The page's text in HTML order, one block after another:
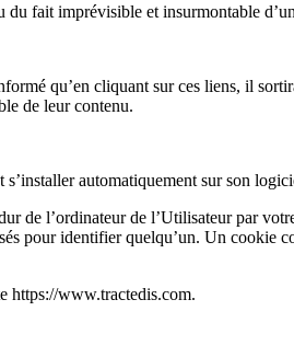
du fait imprévisible et insurmontable
qu’en cliquant sur ces liens, il
de leur contenu.
automatiquement sur son
de l’ordinateur de l’Utilisateur par
pour identifier quelqu’un. Un
https://www.tractedis.com.